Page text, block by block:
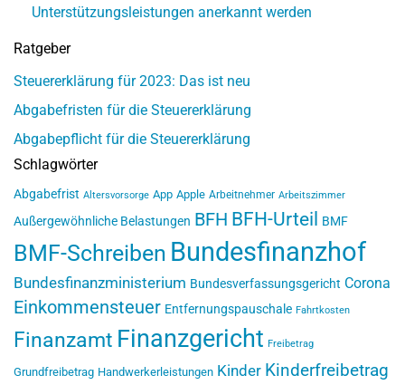
Unterstützungsleistungen anerkannt werden
Ratgeber
Steuererklärung für 2023: Das ist neu
Abgabefristen für die Steuererklärung
Abgabepflicht für die Steuererklärung
Schlagwörter
Abgabefrist Altersvorsorge App Apple Arbeitnehmer Arbeitszimmer
Außergewöhnliche Belastungen BFH BFH-Urteil BMF
BMF-Schreiben Bundesfinanzhof
Bundesfinanzministerium Bundesverfassungsgericht Corona
Einkommensteuer Entfernungspauschale Fahrtkosten
Finanzamt Finanzgericht Freibetrag
Grundfreibetrag Handwerkerleistungen Kinder Kinderfreibetrag